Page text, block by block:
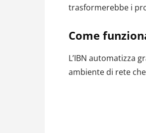
trasformerebbe i
Come
L’IBN automatizza
ambiente di rete